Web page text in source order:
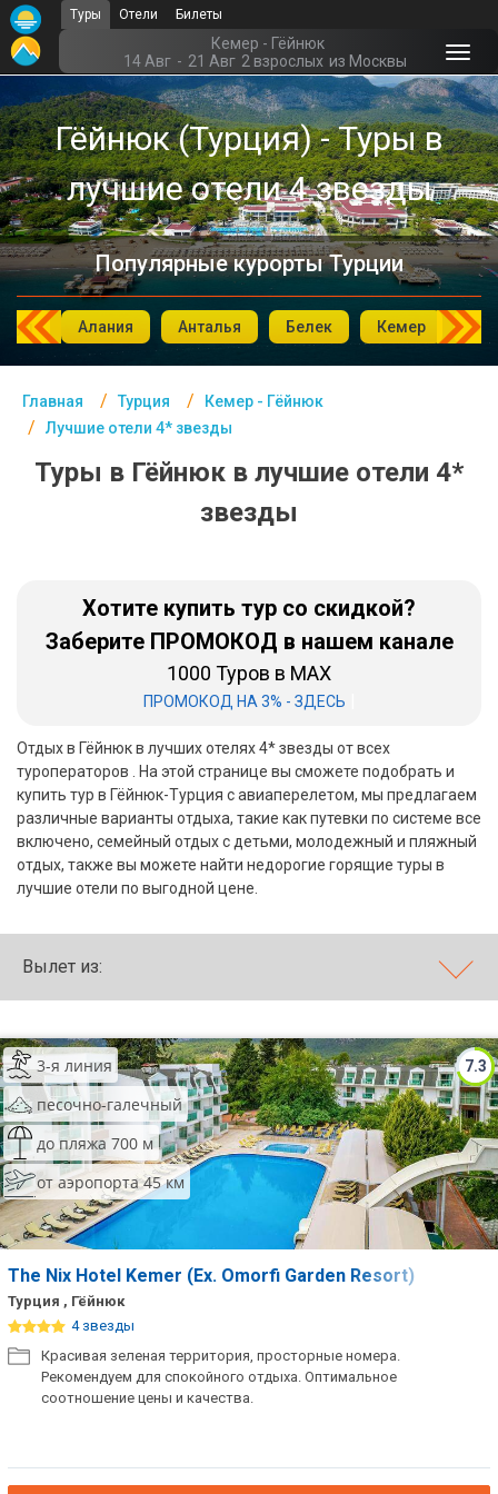
Туры Отели Билеты
Кемер - Гёйнюк
14 Авг - 21 Авг 2 взрослых из Москвы
Гёйнюк (Турция) - Туры в
лучшие отели 4 звезды
Популярные курорты Турции
Алания Анталья Белек Кемер
Главная Турция
Кемер - Гёйнюк
Лучшие отели 4* звезды
Туры в Гёйнюк в лучшие отели 4*
звезды
Хотите купить тур со скидкой?
Заберите ПРОМОКОД в нашем канале
1000 Туров в MAX
ПРОМОКОД НА 3% - ЗДЕСЬ
Отдых в Гёйнюк в лучших отелях 4* звезды от всех
туроператоров . На этой странице вы сможете подобрать и
купить тур в Гёйнюк-Турция с авиаперелетом, мы предлагаем
различные варианты отдыха, такие как путевки по системе все
включено, семейный отдых с детьми, молодежный и пляжный
отдых, также вы можете найти недорогие горящие туры в
лучшие отели по выгодной цене.
Вылет из:
7.3
3-я линия
песочно-галечный
до пляжа 700 м
от аэропорта 45 км
The Nix Hotel Kemer (Ex. Omorfi Garden Resort)
Турция , Гёйнюк
4 звезды
Красивая зеленая территория, просторные номера.
Рекомендуем для спокойного отдыха. Оптимальное
соотношение цены и качества.
Главная
Турция- Курорты
Офис г. Москва
Помощь
Подборки отелей
Турция
Таиланд
Египет
Хайнань
Занзибар
Абхазия
Большой Сочи
Кав Мин Воды
Экскурсионные туры
ТОП 10 недорогих отелей
5*
Лучшие отели 4* звезды
Недорогие отели 4*
звезды
Лучшие отели 3* звезды
Недорогие отели 3*
Сетевые отели Турции
Сетевые отели ОАЭ